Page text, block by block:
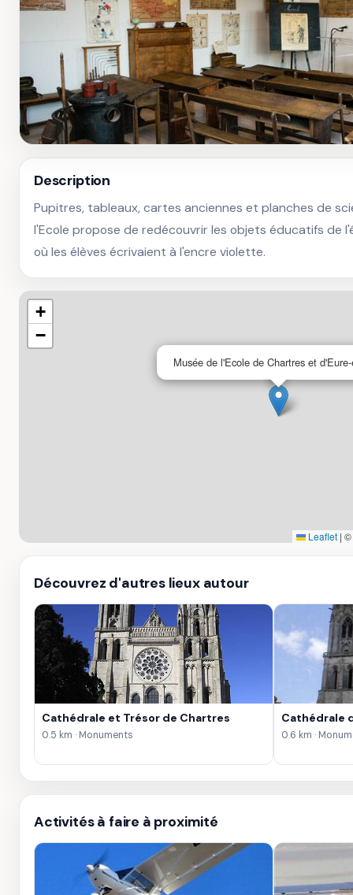
Description
Pupitres, tableaux, cartes anciennes et planches de
l'Ecole propose de redécouvrir les objets éducatifs de
où les élèves écrivaient à l'encre violette.
Musée de l'Ecole de Chartres et
+
−
Leaflet | ©
Découvrez d'autres lieux autour
Cathédrale et Trésor de Chartres
0.5 km · Monuments
Cathédrale
0.6 km ·
Activités à faire à proximité